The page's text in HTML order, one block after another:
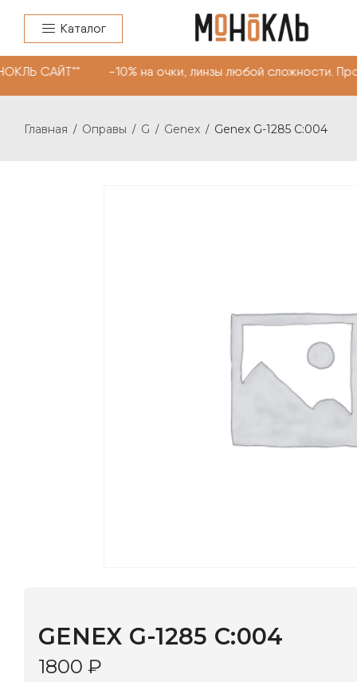
Каталог
САЙТ"" -10% на очки, линзы любой
Главная / Оправы / G / Genex / Genex G-1285 C:004
3–5 дней | Промокод — скидка 10%